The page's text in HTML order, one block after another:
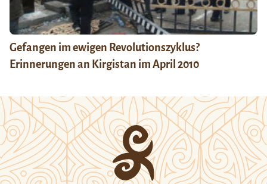
Gefangen im ewigen Revolutionszyklus?
Erinnerungen an Kirgistan im April 2010